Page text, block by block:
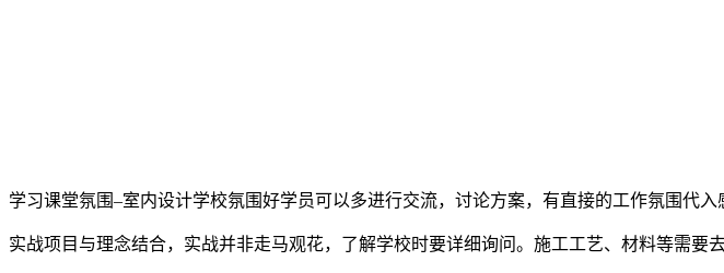
学习课堂氛围–室内设计学校氛围好学员可以多进行交流，讨论方案，有直接的工作氛围代入
实战项目与理念结合，实战并非走马观花，了解学校时要详细询问。施工工艺、材料等需要